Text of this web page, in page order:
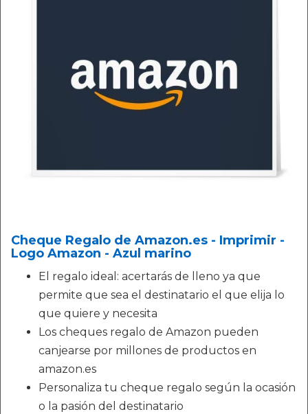
Cheque Regalo de Amazon.es - Imprimir -
Logo Amazon - Azul marino
El regalo ideal: acertarás de lleno ya que
permite que sea el destinatario el que elija lo
que quiere y necesita
Los cheques regalo de Amazon pueden
canjearse por millones de productos en
amazon.es
Personaliza tu cheque regalo según la ocasión
o la pasión del destinatario